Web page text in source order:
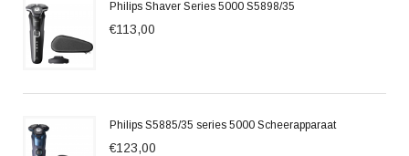
Philips Shaver Series 5000 S5898/35
€113,00
Philips S5885/35 series 5000 Scheerapparaat
€123,00